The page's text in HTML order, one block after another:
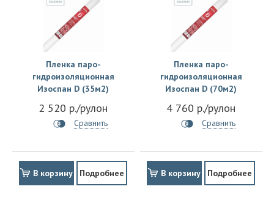
Пленка паро-
гидроизоляционная
Изоспан D (35м2)
2 520 р./рулон
Сравнить
В корзину Подробнее
Пленка паро-
гидроизоляционная
Изоспан D (70м2)
4 760 р./рулон
Сравнить
В корзину Подробнее